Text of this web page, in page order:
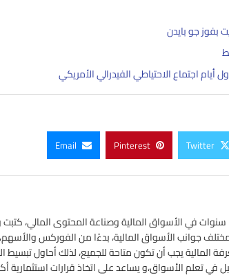
بفوز جو بايدن
اجتماع الاحتياطي الفيدرالي الأمريكي
Twitter
Pinterest
Email
بخبرة تمتد لأكثر من 10 سنوات في الأسواق المالية وصناعة
جوانب الأسواق المالية، بدءًا من الفوركس والأسهم،
المالية يجب أن تكون متاحة للجميع، لذلك أحاول
تعلم الأسواق،و يساعد على اتخاذ قرارات استثمارية